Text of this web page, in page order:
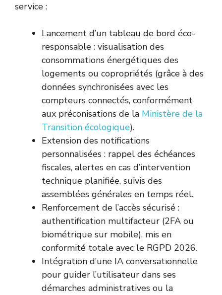
service :
Lancement d’un tableau de bord éco-
responsable : visualisation des
consommations énergétiques des
logements ou copropriétés (grâce à des
données synchronisées avec les
compteurs connectés, conformément
aux préconisations de la Ministère de la
Transition écologique).
Extension des notifications
personnalisées : rappel des échéances
fiscales, alertes en cas d’intervention
technique planifiée, suivis des
assemblées générales en temps réel.
Renforcement de l’accès sécurisé :
authentification multifacteur (2FA ou
biométrique sur mobile), mis en
conformité totale avec le RGPD 2026.
Intégration d’une IA conversationnelle
pour guider l’utilisateur dans ses
démarches administratives ou la